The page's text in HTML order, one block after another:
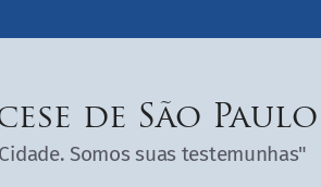
de São Paulo
Somos suas testemunhas"